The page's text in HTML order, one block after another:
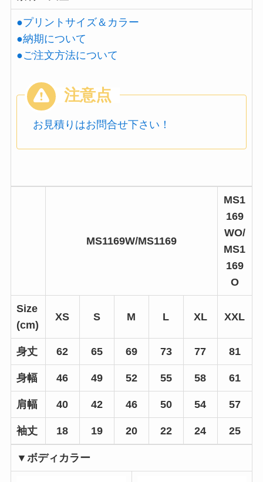
●プリントサイズ＆カラー
●納期について
●ご注文方法について
お見積りはお問合せ下さい！
MS1169W/MS1169
MS1
169
WO/
MS1
169
O
Size
(cm)
XS S M L XL XXL
身丈 62 65 69 73 77 81
身幅 46 49 52 55 58 61
肩幅 40 42 46 50 54 57
袖丈 18 19 20 22 24 25
▼ボディカラー